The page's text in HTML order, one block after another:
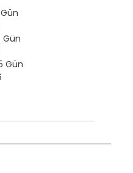
Gün
Gün